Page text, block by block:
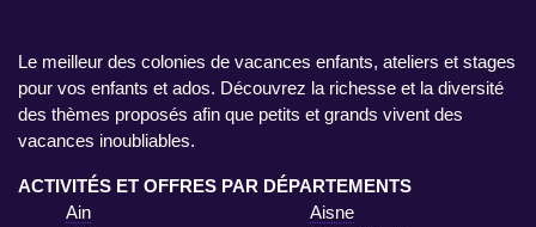
Le meilleur des colonies de vacances enfants, ateliers et stages
pour vos enfants et ados. Découvrez la richesse et la diversité
des thèmes proposés afin que petits et grands vivent des
vacances inoubliables.
ACTIVITÉS ET OFFRES PAR DÉPARTEMENTS
Ain
Aisne